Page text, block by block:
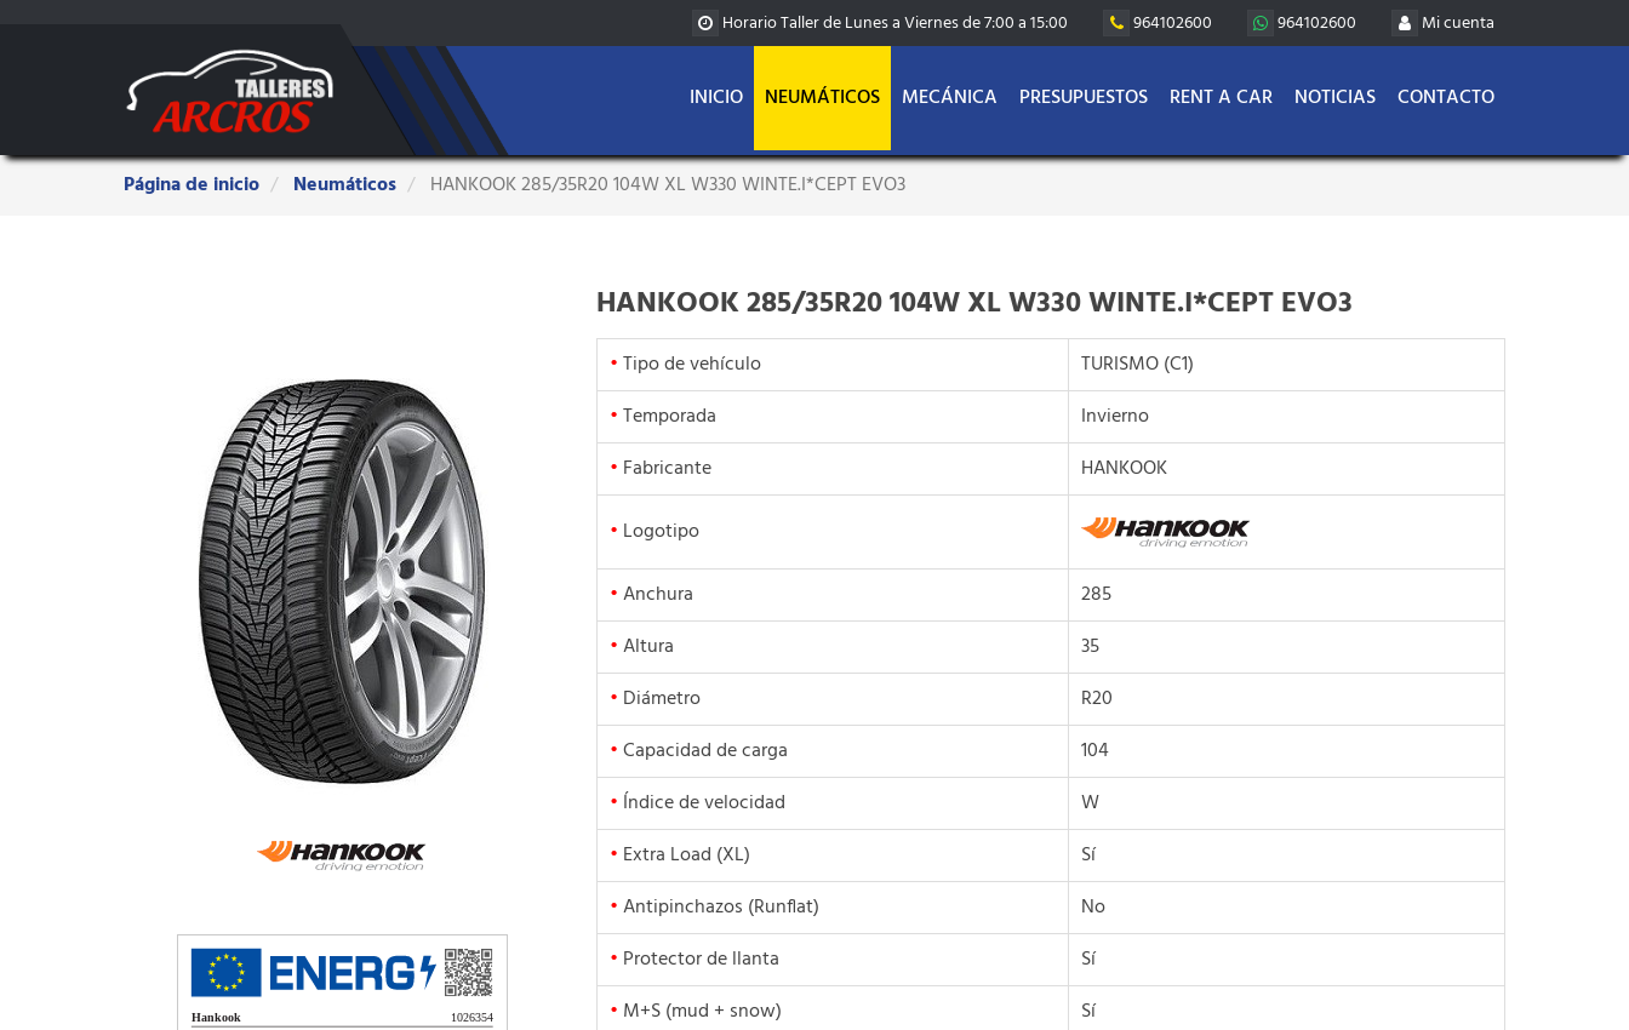
Horario Taller de Lunes a Viernes de 7:00 a 15:00 964102600 964102600 Mi cuenta
INICIO NEUMÁTICOS MECÁNICA PRESUPUESTOS RENT A CAR NOTICIAS CONTACTO
Estas
aquí:
Página de inicio Neumáticos HANKOOK 285/35R20 104W XL W330 WINTE.I*CEPT EVO3
HANKOOK 285/35R20 104W XL W330 WINTE.I*CEPT EVO3
•Tipo de vehículo
TURISMO (C1)
•Temporada
Invierno
• Fabricante
HANKOOK
• Logotipo
•Anchura
285
•Altura
35
• Diámetro
R20
•Capacidad de carga
104
• Índice de velocidad
W
• Extra Load (XL)
Sí
•Antipinchazos (Runflat)
No
• Protector de llanta
Sí
• M+S (mud + snow)
Sí